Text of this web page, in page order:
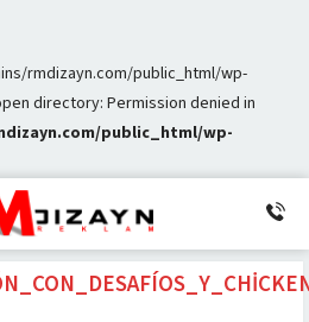
rmdizayn.com/public_html/wp-
directory: Permission denied in
public_html/wp-